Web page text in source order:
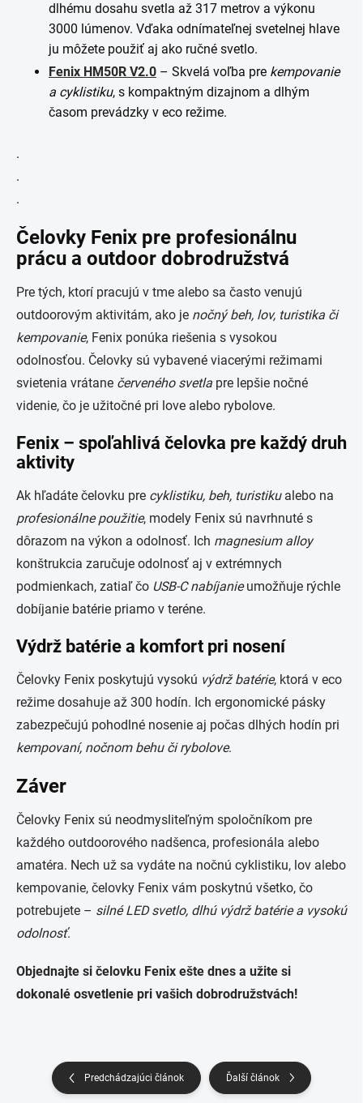
dlhému dosahu svetla až 317 metrov a výkonu
3000 lúmenov. Vďaka odnímateľnej svetelnej hlave
ju môžete použiť aj ako ručné svetlo​.
Fenix HM50R V2.0 – Skvelá voľba pre kempovanie
a cyklistiku, s kompaktným dizajnom a dlhým
časom prevádzky v eco režime​.
.
.
.
Čelovky Fenix pre profesionálnu
prácu a outdoor dobrodružstvá
Pre tých, ktorí pracujú v tme alebo sa často venujú
outdoorovým aktivitám, ako je nočný beh, lov, turistika či
kempovanie, Fenix ponúka riešenia s vysokou
odolnosťou. Čelovky sú vybavené viacerými režimami
svietenia vrátane červeného svetla pre lepšie nočné
videnie, čo je užitočné pri love alebo rybolove​.
Fenix – spoľahlivá čelovka pre každý druh
aktivity
Ak hľadáte čelovku pre cyklistiku, beh, turistikualebo na
profesionálne použitie, modely Fenix sú navrhnuté s
dôrazom na výkon a odolnosť. Ich magnesium alloy
konštrukcia zaručuje odolnosť aj v extrémnych
podmienkach, zatiaľ čo USB-C nabíjanieumožňuje rýchle
dobíjanie batérie priamo v teréne​.
Výdrž batérie a komfort pri nosení
Čelovky Fenix poskytujú vysokú výdrž batérie, ktorá v eco
režime dosahuje až 300 hodín. Ich ergonomické pásky
zabezpečujú pohodlné nosenie aj počas dlhých hodín pri
kempovaní, nočnom behu či rybolove​.
Záver
Čelovky Fenix sú neodmysliteľným spoločníkom pre
každého outdoorového nadšenca, profesionála alebo
amatéra. Nech už sa vydáte na nočnú cyklistiku, lov alebo
kempovanie, čelovky Fenix vám poskytnú všetko, čo
potrebujete – silné LED svetlo, dlhú výdrž batérie a vysokú
odolnosť.
Objednajte si čelovku Fenix ešte dnes a užite si
dokonalé osvetlenie pri vašich dobrodružstvách!
Predchádzajúci článok Ďalší článok